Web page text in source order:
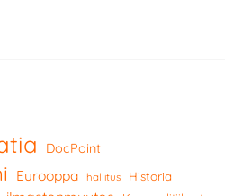
DocPoint
Eurooppa hallitus Historia